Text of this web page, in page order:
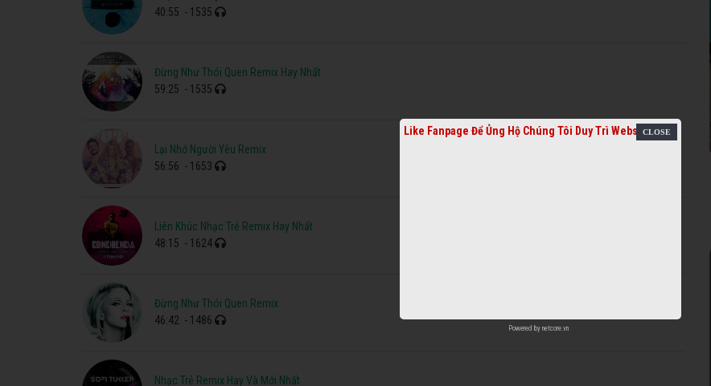
40:55 - 1535
Đừng Như Thói Quen Remix Hay Nhất
59:25 - 1535
Lại Nhớ Người Yêu Remix
56:56 - 1653
Liên Khúc Nhạc Trẻ Remix Hay Nhất
48:15 - 1624
Đừng Như Thói Quen Remix
46:42 - 1486
Nhạc Trẻ Remix Hay Và Mới Nhất
Like Fanpage Để Ủng Hộ Chúng Tôi Duy Trì Website
Powered by netcore.vn